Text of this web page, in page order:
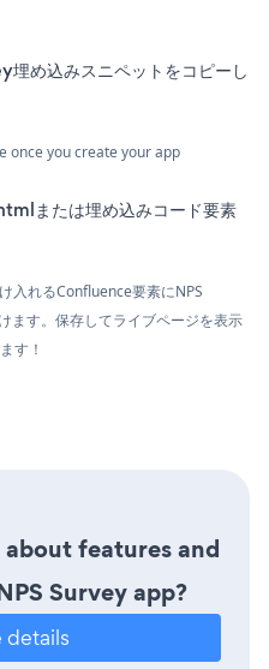
め込みスニペットをコピーし
once you create your app
または埋め込みコード要素
入れるConfluence要素にNPS
ます。保存してライブページを表示
す！
features and
Survey app?
details